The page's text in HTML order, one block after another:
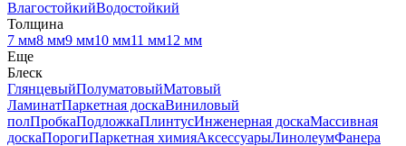
ВлагостойкийВодостойкий
Толщина
7 мм8 мм9 мм10 мм11 мм12 мм
Еще
Блеск
ГлянцевыйПолуматовыйМатовый
ЛаминатПаркетная доскаВиниловый
полПробкаПодложкаПлинтусИнженерная доскаМассивная
доскаПорогиПаркетная химияАксессуарыЛинолеумФанера